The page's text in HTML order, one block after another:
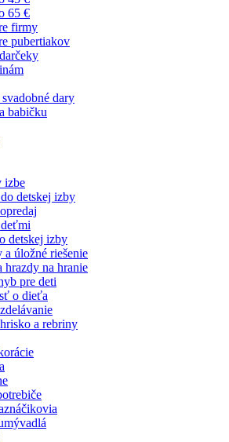
65 €
firmy
pubertiakov
dary
babičku
izbe
detskej izby
detskej izby
a úložné riešenie
hrazdy na hranie
pre deti
o dieťa
a rebriny